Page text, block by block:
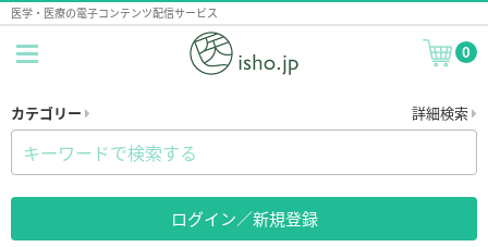
医学・医療の電子コンテンツ配信サービス
0
カテゴリー 詳細検索
ログイン／新規登録